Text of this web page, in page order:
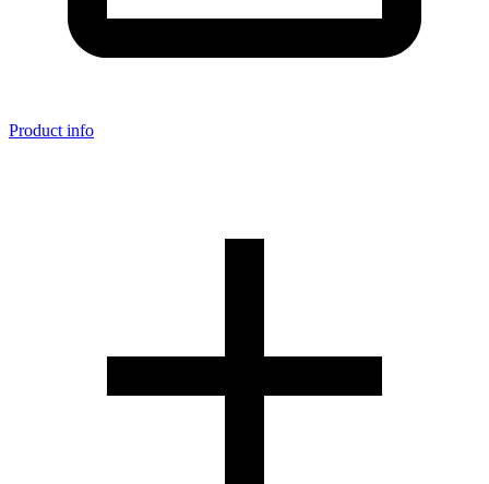
Product info